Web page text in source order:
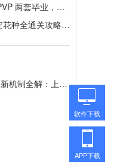
迪莫技能配招全解：PVE/PVP 两套毕业，输出续航拉满
洛克王国世界｜第二期命定花种全通关攻略：四关稳过，拿满奖励不翻车
洛克王国世界“远行商人”刷新机制全解：上班族如何卡点抢国王球？
软件下载
APP下载